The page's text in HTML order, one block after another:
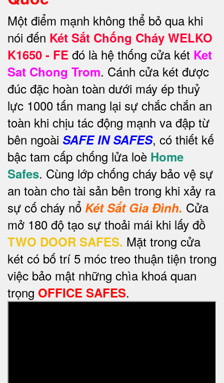
Một điểm mạnh không thể bỏ qua khi
nói đến Két Sắt Chống Cháy WELKO
K1650 - FE đó là hệ thống cửa két Ket
Sat Chong Trom. Cánh cửa két được
đúc đặc hoàn toàn dưới máy ép thuỷ
lực 1000 tấn mang lại sự chắc chắn an
toàn khi chịu tác động mạnh va đập từ
bên ngoài SAFE IN SAFES, có thiết kế
bậc tam cấp chống lửa loè Home
Safes. Cùng lớp chống cháy bảo vệ sự
an toàn cho tài sản bên trong khi xảy ra
sự cố cháy nổ Két Sắt Gia Đình. Cửa
mở 180 độ tạo sự thoải mái khi lấy đồ
TWO DOOR SAFES. Mặt trong cửa
két có bố trí 5 móc treo thuận tiện trong
việc bảo mật những chìa khoá quan
trọng OFFICE SAFES.